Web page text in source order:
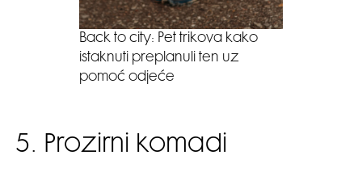
Back to city: Pet trikova kako
istaknuti preplanuli ten uz
pomoć odjeće
5. Prozirni komadi